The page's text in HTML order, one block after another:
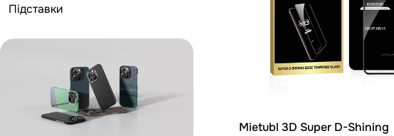
Mietubl 3D Super D-Shining
Підставки